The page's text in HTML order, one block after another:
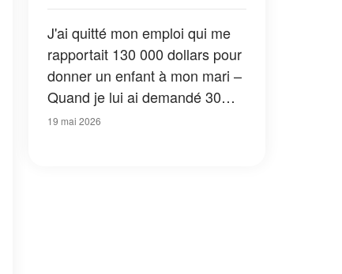
J'ai quitté mon emploi qui me
rapportait 130 000 dollars pour
donner un enfant à mon mari –
Quand je lui ai demandé 30
dollars pour acheter du lait en
19 mai 2026